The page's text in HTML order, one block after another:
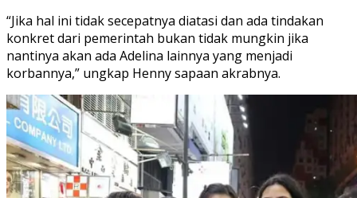
“Jika hal ini tidak secepatnya diatasi dan ada tindakan
konkret dari pemerintah bukan tidak mungkin jika
nantinya akan ada Adelina lainnya yang menjadi
korbannya,” ungkap Henny sapaan akrabnya.